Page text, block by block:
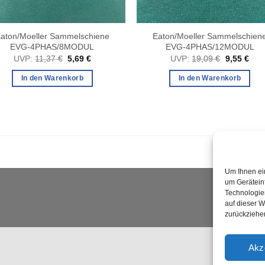
Um Ihnen
um
auf dieser
Moeller Sammelschiene
EVG-4PHAS/8MODUL
UVP: 11,37€ Ursprünglicher
war:
11,37 €
5,69€Aktueller
In den Warenkorb
Eaton/Moeller
EVG-4PHAS/12MODUL
UVP: 19,09€
war:
19,09 €
9,55 €
In den Warenkorb